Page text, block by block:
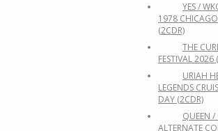
YES /
1978
(2CDR)
THE
FESTIVAL 2026
URIAH
LEGENDS
DAY (2CDR)
QUEEN /
ALTERNATE